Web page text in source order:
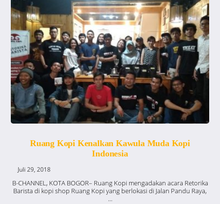
Ruang Kopi Kenalkan Kawula Muda Kopi
Indonesia
Juli 29, 2018
B-CHANNEL, KOTA BOGOR– Ruang Kopi mengadakan acara Retorika
Barista di kopi shop Ruang Kopi yang berlokasi di Jalan Pandu Raya,
...